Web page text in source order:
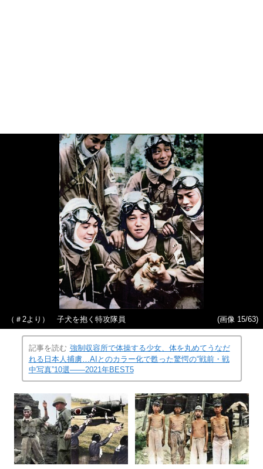
（＃2より） 子犬を抱く特攻隊員 (画像 15/63)
記事を読む 強制収容所で体操する少女、体を丸めてうなだ
れる日本人捕虜…AIとのカラー化で甦った驚愕の“戦前・戦
中写真”10選――2021年BEST5